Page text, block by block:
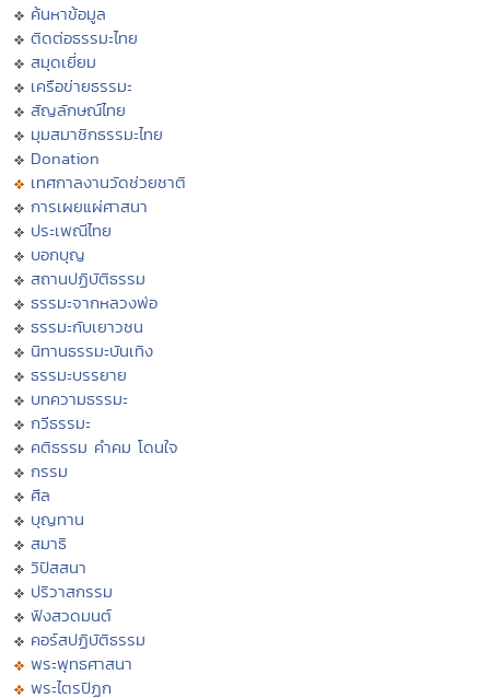
ค้นหาข้อมูล
ติดต่อธรรมะไทย
สมุดเยี่ยม
เครือข่ายธรรมะ
สัญลักษณ์ไทย
มุมสมาชิกธรรมะไทย
Donation
เทศกาลงานวัดช่วยชาติ
การเผยแผ่ศาสนา
ประเพณีไทย
บอกบุญ
สถานปฏิบัติธรรม
ธรรมะจากหลวงพ่อ
ธรรมะกับเยาวชน
นิทานธรรมะบันเทิง
ธรรมะบรรยาย
บทความธรรมะ
กวีธรรมะ
คติธรรม คำคม โดนใจ
กรรม
ศีล
บุญทาน
สมาธิ
วิปัสสนา
ปริวาสกรรม
ฟังสวดมนต์
คอร์สปฏิบัติธรรม
พระพุทธศาสนา
พระไตรปิฏก